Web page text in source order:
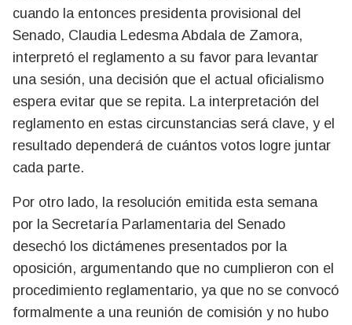
cuando la entonces presidenta provisional del
Senado, Claudia Ledesma Abdala de Zamora,
interpretó el reglamento a su favor para levantar
una sesión, una decisión que el actual oficialismo
espera evitar que se repita. La interpretación del
reglamento en estas circunstancias será clave, y el
resultado dependerá de cuántos votos logre juntar
cada parte.
Por otro lado, la resolución emitida esta semana
por la Secretaría Parlamentaria del Senado
desechó los dictámenes presentados por la
oposición, argumentando que no cumplieron con el
procedimiento reglamentario, ya que no se convocó
formalmente a una reunión de comisión y no hubo